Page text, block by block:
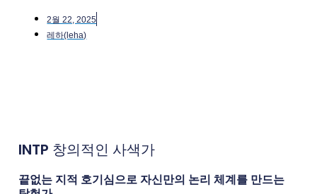
2월 22, 2025
레하(leha)
INTP 창의적인 사색가
끝없는 지적 호기심으로 자신만의 논리 체계를 만드는